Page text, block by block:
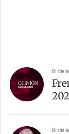
8 de
8 de